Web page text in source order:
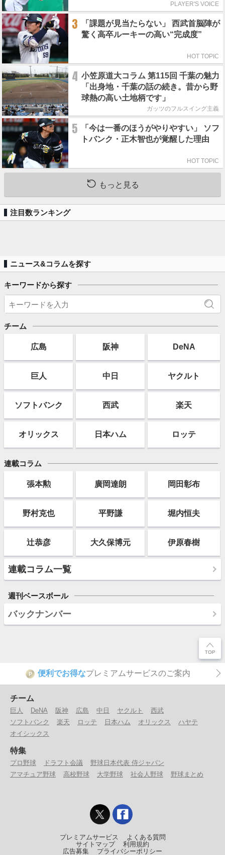
PLAYER'S VOICE
3
「課題が見当たらない」 西武首脳陣が
驚く高卒ルーキーの高い“完成度”
HOT TOPIC
4 小笠原道大コラム 第115回 千葉の魅力
「出身地・千葉の話の続き。昔から野
球熱の高い土地柄です」
ガッツのフルスイング主義
5
「今は一番のほうがやりやすい」 ソフ
トバンク・正木智也が覚醒した理由
HOT TOPIC
もっと見る
注目数ランキング
ニュース&コラムを探す
キーワードから探す
チーム
広島 阪神 DeNA
巨人 中日 ヤクルト
ソフトバンク 西武 楽天
オリックス 日本ハム ロッテ
連載コラム
張本勲 廣岡達朗 岡田彰布
野村克也 平野謙 堀内恒夫
辻恭彦 大久保博元 伊原春樹
連載コラム一覧
週刊ベースボール
バックナンバー
P 便利でお得なプレミアムサービスのご案内
チーム
巨人 DeNA 阪神 広島 中日 ヤクルト
西武
ソフトバンク
楽天 ロッテ 日本ハム オリックス
ハヤテ
オイシックス
特集
プロ野球 ドラフト会議
野球日本代表 侍ジャパン
アマチュア野球
高校野球 大学野球 社会人野球 野球まとめ
プレミアムサービス
よくある質問
サイトマップ
利用規約
広告募集
プライバシーポリシー